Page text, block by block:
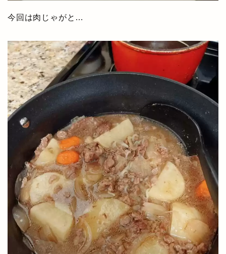
今回は肉じゃがと…